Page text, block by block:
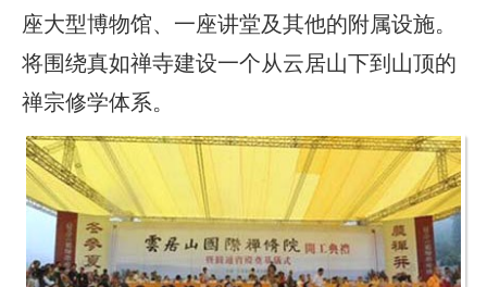
座大型博物馆、一座讲堂及其他的附属设施。
将围绕真如禅寺建设一个从云居山下到山顶的
禅宗修学体系。